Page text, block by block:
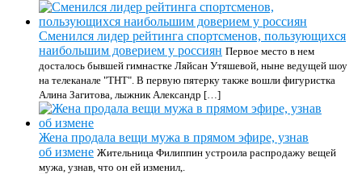
Сменился лидер рейтинга спортсменов, пользующихся
наибольшим доверием у россиян Первое место в нем
досталось бывшей гимнастке Ляйсан Утяшевой, ныне ведущей шоу
на телеканале "ТНТ". В первую пятерку также вошли фигуристка
Алина Загитова, лыжник Александр […]
Жена продала вещи мужа в прямом эфире, узнав
об измене Жительница Филиппин устроила распродажу вещей
мужа, узнав, что он ей изменил,.